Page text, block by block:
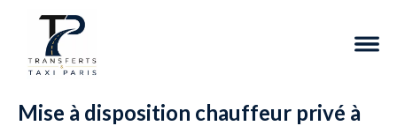
Mise à disposition chauffeur privé à